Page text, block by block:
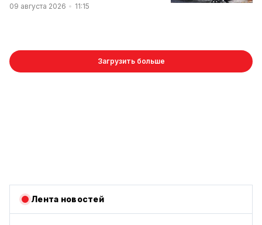
09 августа 2026 11:15
Загрузить больше
Лента новостей